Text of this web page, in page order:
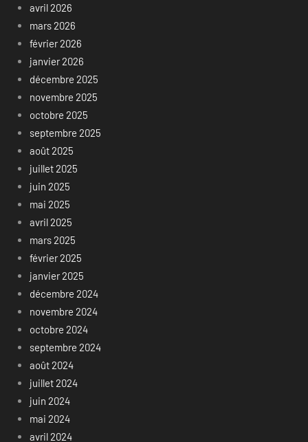
avril 2026
mars 2026
février 2026
janvier 2026
décembre 2025
novembre 2025
octobre 2025
septembre 2025
août 2025
juillet 2025
juin 2025
mai 2025
avril 2025
mars 2025
février 2025
janvier 2025
décembre 2024
novembre 2024
octobre 2024
septembre 2024
août 2024
juillet 2024
juin 2024
mai 2024
avril 2024